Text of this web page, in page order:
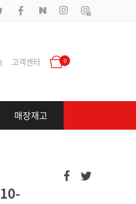
고객센터 0
매장재고